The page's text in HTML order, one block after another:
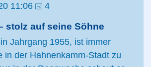
11:06 4
stolz auf seine Söhne
Jahrgang 1955, ist immer
in der Hahnenkamm-Stadt zu